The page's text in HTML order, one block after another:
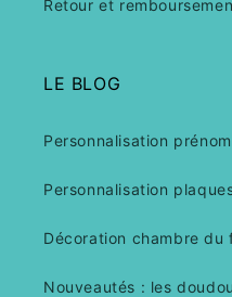
Retour et
LE BLOG
Personnalisation
Personnalisation
Décoration chambre du
Nouveautés : les